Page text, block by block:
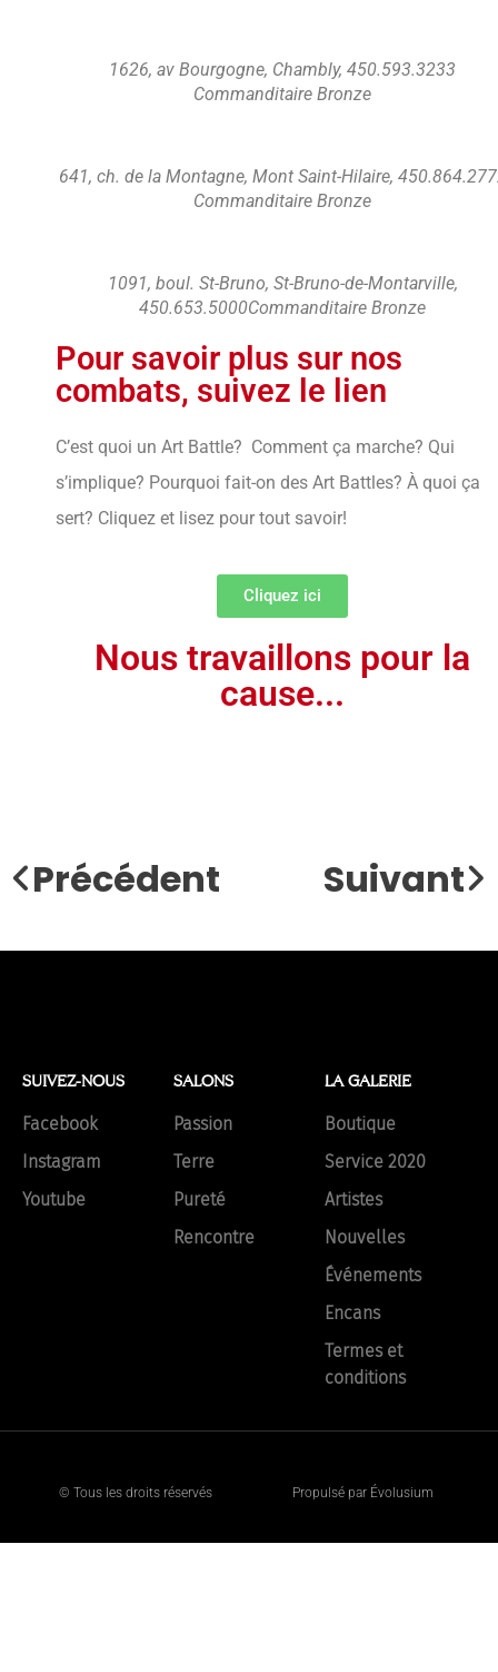
1626, av Bourgogne, Chambly, 450.593.3233
Commanditaire Bronze
641, ch. de la Montagne, Mont Saint-Hilaire,
Commanditaire Bronze
1091, boul. St-Bruno, St-Bruno-de-Montarville,
450.653.5000Commanditaire Bronze
Pour savoir plus sur nos
combats, suivez le lien
C’est quoi un Art Battle? Comment ça marche? Qui
s’implique? Pourquoi fait-on des Art Battles? À quoi ça
sert? Cliquez et lisez pour tout savoir!
Cliquez ici
Nous travaillons pour la
cause...
Précédent Suivant
SUIVEZ-NOUS
Facebook
Instagram
Youtube
SALONS
Passion
Terre
Pureté
Rencontre
LA GALERIE
Boutique
Service 2020
Artistes
Nouvelles
Événements
Encans
Termes et
conditions
© Tous les droits réservés Propulsé par Évolusium